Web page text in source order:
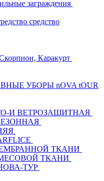
заграждения
средство
Каракурт
УБОРЫ nOVA tOUR
И ВЕТРОЗАЩИТНАЯ
ТКАНИ
ТКАНИ
ТУР